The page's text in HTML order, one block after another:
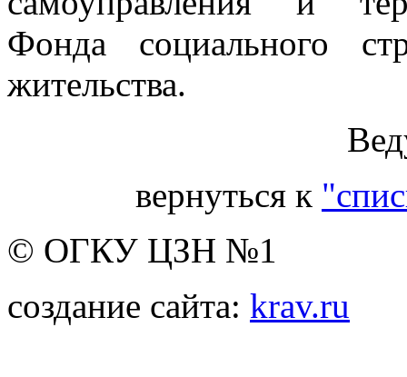
Фонда социального
жительства.
вернуться к
© ОГКУ ЦЗН №1
создание сайта: krav.ru